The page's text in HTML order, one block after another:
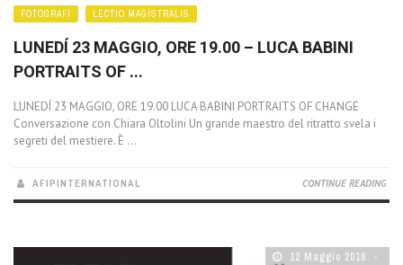
FOTOGRAFI LECTIO MAGISTRALIS
LUNEDÍ 23 MAGGIO, ORE 19.00 – LUCA BABINI
PORTRAITS OF ...
LUNEDÍ 23 MAGGIO, ORE 19.00 LUCA BABINI PORTRAITS OF CHANGE
Conversazione con Chiara Oltolini Un grande maestro del ritratto svela i
segreti del mestiere. È ...
AFIPINTERNATIONAL CONTINUE READING
12 Maggio 2016